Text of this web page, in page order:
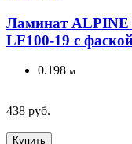
Ламинат ALPINE
LF100-19 с
0.198 м
438 руб.
Купить